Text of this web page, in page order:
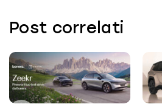
Post correlati